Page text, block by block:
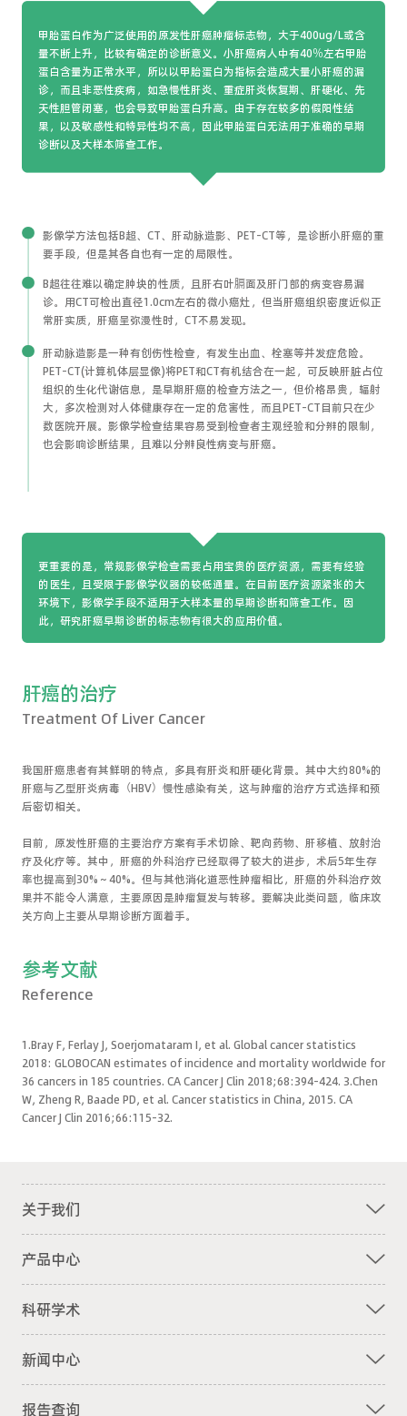
甲胎蛋白作为广泛使用的原发性肝癌肿瘤标志物，大于400ug/L或含
量不断上升，比较有确定的诊断意义。小肝癌病人中有40％左右甲胎
蛋白含量为正常水平，所以以甲胎蛋白为指标会造成大量小肝癌的漏
诊，而且非恶性疾病，如急慢性肝炎、重症肝炎恢复期、肝硬化、先
天性胆管闭塞，也会导致甲胎蛋白升高。由于存在较多的假阳性结
果，以及敏感性和特异性均不高，因此甲胎蛋白无法用于准确的早期
诊断以及大样本筛查工作。
影像学方法包括B超、CT、肝动脉造影、PET-CT等，是诊断小肝癌的重
要手段，但是其各自也有一定的局限性。
B超往往难以确定肿块的性质，且肝右叶膈面及肝门部的病变容易漏
诊。用CT可检出直径1.0cm左右的微小癌灶，但当肝癌组织密度近似正
常肝实质，肝癌呈弥漫性时，CT不易发现。
肝动脉造影是一种有创伤性检查，有发生出血、栓塞等并发症危险。
PET-CT(计算机体层显像)将PET和CT有机结合在一起，可反映肝脏占位
组织的生化代谢信息，是早期肝癌的检查方法之一，但价格昂贵，辐射
大，多次检测对人体健康存在一定的危害性，而且PET-CT目前只在少
数医院开展。影像学检查结果容易受到检查者主观经验和分辨的限制，
也会影响诊断结果，且难以分辨良性病变与肝癌。
更重要的是，常规影像学检查需要占用宝贵的医疗资源，需要有经验
的医生，且受限于影像学仪器的较低通量。在目前医疗资源紧张的大
环境下，影像学手段不适用于大样本量的早期诊断和筛查工作。因
此，研究肝癌早期诊断的标志物有很大的应用价值。
肝癌的治疗
Treatment Of Liver Cancer
我国肝癌患者有其鲜明的特点，多具有肝炎和肝硬化背景。其中大约80%的
肝癌与乙型肝炎病毒（HBV）慢性感染有关，这与肿瘤的治疗方式选择和预
后密切相关。
目前，原发性肝癌的主要治疗方案有手术切除、靶向药物、肝移植、放射治
疗及化疗等。其中，肝癌的外科治疗已经取得了较大的进步，术后5年生存
率也提高到30%～40%。但与其他消化道恶性肿瘤相比，肝癌的外科治疗效
果并不能令人满意，主要原因是肿瘤复发与转移。要解决此类问题，临床攻
关方向上主要从早期诊断方面着手。
参考文献
Reference
1.Bray F, Ferlay J, Soerjomataram I, et al. Global cancer statistics
2018: GLOBOCAN estimates of incidence and mortality worldwide for
36 cancers in 185 countries. CA Cancer J Clin 2018;68:394-424. 3.Chen
W, Zheng R, Baade PD, et al. Cancer statistics in China, 2015. CA
Cancer J Clin 2016;66:115-32.
关于我们
产品中心
科研学术
新闻中心
报告查询